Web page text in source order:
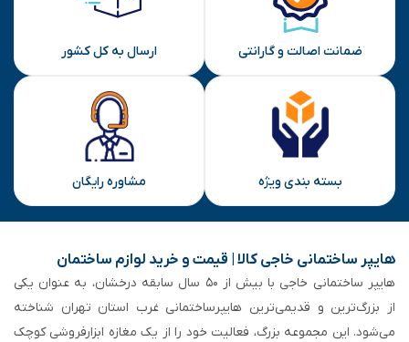
ضمانت اصالت و گارانتی ارسال به کل کشور
بسته بندی ویژه مشاوره رایگان
هایپر ساختمانی خاجی‌ کالا | قیمت و خرید لوازم ساختمان
هایپر ساختمانی خاجی‌ با بیش از ۵۰ سال سابقه‌ درخشان، به عنوان یکی
از بزرگ‌ترین و قدیمی‌ترین هایپرساختمانی‌ غرب استان تهران شناخته
می‌شود. این مجموعه بزرگ، فعالیت خود را از یک مغازه ابزارفروشی کوچک